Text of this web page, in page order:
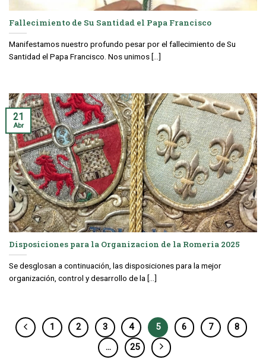
Fallecimiento de Su Santidad el Papa Francisco
Manifestamos nuestro profundo pesar por el fallecimiento de Su
Santidad el Papa Francisco. Nos unimos [...]
Disposiciones para la Organizacion de la Romeria 2025
Se desglosan a continuación, las disposiciones para la mejor
organización, control y desarrollo de la [...]
21
Abr
1 2 3 4 5 6 7
8
…
25